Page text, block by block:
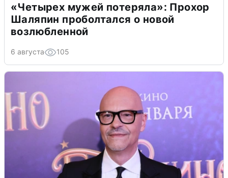
«Четырех мужей потеряла»: Прохор
Шаляпин проболтался о новой
возлюбленной
6 августа 105